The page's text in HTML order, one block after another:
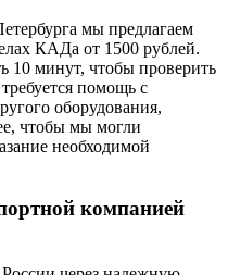
мы предлагаем
КАДа от 1500 рублей.
10 минут, чтобы проверить
помощь с
оборудования,
чтобы мы могли
необходимой
компанией